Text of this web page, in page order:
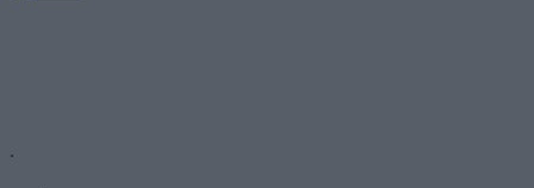
.